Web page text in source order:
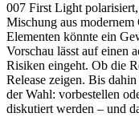
007 First Light
Mischung aus
Elementen könnte ein
Vorschau lässt auf einen
Risiken eingeht. Ob die
Release zeigen. Bis
der Wahl: vorbestellen
diskutiert werden – und